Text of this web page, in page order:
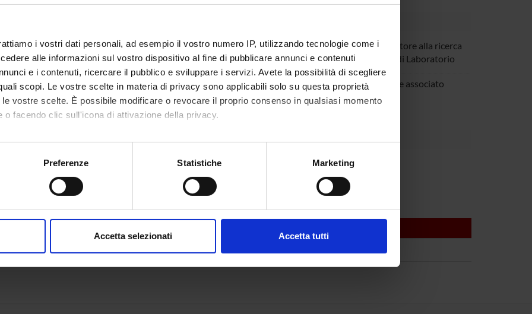
i vostri dati personali, ad esempio il vostro numero IP, utilizzando tecnologie come i
alle informazioni sul vostro dispositivo al fine di pubblicare annunci e contenuti
e i contenuti, ricercare il pubblico e sviluppare i servizi. Avete la possibilità di scegliere
scopi. Le vostre scelte in materia di privacy sono applicabili solo su questa proprietà
vostre scelte. È possibile modificare o revocare il proprio consenso in qualsiasi momento
o facendo clic sull'icona di attivazione della privacy.
anche:
sulla tua posizione geografica, con un'approssimazione di qualche metro,
in qualsiasi momento dalla Dichiarazione sui cookie.
Preferenze Statistiche Marketing
Accetta selezionati Accetta tutti
AL PROGETTO
Fiorini
Salvatore Monaco
Collaboratore alla ricerca
- Tecnico di Laboratorio
Gianluigi Zanusso Professore associato
ESTERNI
Azienda Ospedaliera
Verona Dirigente medico